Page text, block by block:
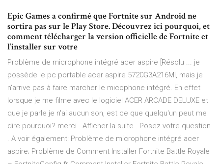
Epic Games a confirmé que Fortnite sur Android ne
sortira pas sur le Play Store. Découvrez ici pourquoi, et
comment télécharger la version officielle de Fortnite et
l’installer sur votre
Problème de microphone intégré acer aspire [Résolu ... je
possède le pc portable acer aspire 5720G3A216Mi, mais je
n'arrive pas à faire marcher le micophone intégré. En effet
lorsque je me filme avec le logiciel ACER ARCADE DELUXE et
que je parle je n'ai aucun son, est ce que quelqu'un peut me
dire pourquoi? merci . Afficher la suite . Posez votre question
. A voir également: Problème de microphone intégré acer
aspire; Problème de Comment Installer Fortnite Battle Royale